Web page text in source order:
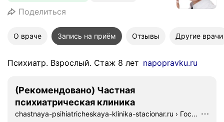
Поделиться
О враче Запись на приём Отзывы Другие врачи
Психиатр. Взрослый. Стаж 8 лет napopravku.ru
(Рекомендовано) Частная
психиатрическая клиника
chastnaya-psihiatricheskaya-klinika-stacionar.ru › Госпиатльная